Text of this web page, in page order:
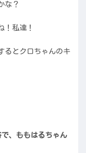
な？
！私達！
るとクロちゃんのキ
、ももはるちゃん